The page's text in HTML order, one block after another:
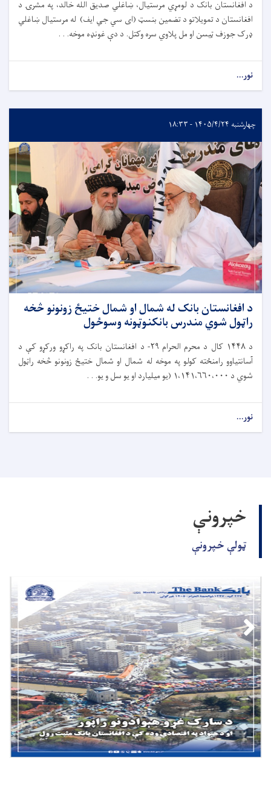
د افغانستان بانک د لومړي مرستیال، ښاغلي صدیق الله خالد، په مشرۍ د
افغانستان د تمویلاتو د تضمین بنسټ (ای سي جي ایف) له مرستیال ښاغلي
ډرک جوزف ټیسن او مل پلاوي سره وکتل. د دې غونډه موخه. . .
نور...
چهارشنبه ۱۴۰۵/۴/۲۴ - ۱۸:۳۳
د افغانستان بانک له شمال او شمال ختیځ زونونو څخه
راټول شوي مندرس بانکنوټونه وسوځول
د۱۴۴۸ کال د محرم الحرام ۲۹- د افغانستان بانک په راکړو ورکړو کې د
آسانتیاوو رامنځته کولو په موخه له شمال او شمال ختیځ زونونو څخه راټول
شوي د ۱،۱۴۱،۶۶۰،۰۰۰ ( یو میلیارد او یو سل و یو. . .
نور...
خپرونې
ټولې خپرونې